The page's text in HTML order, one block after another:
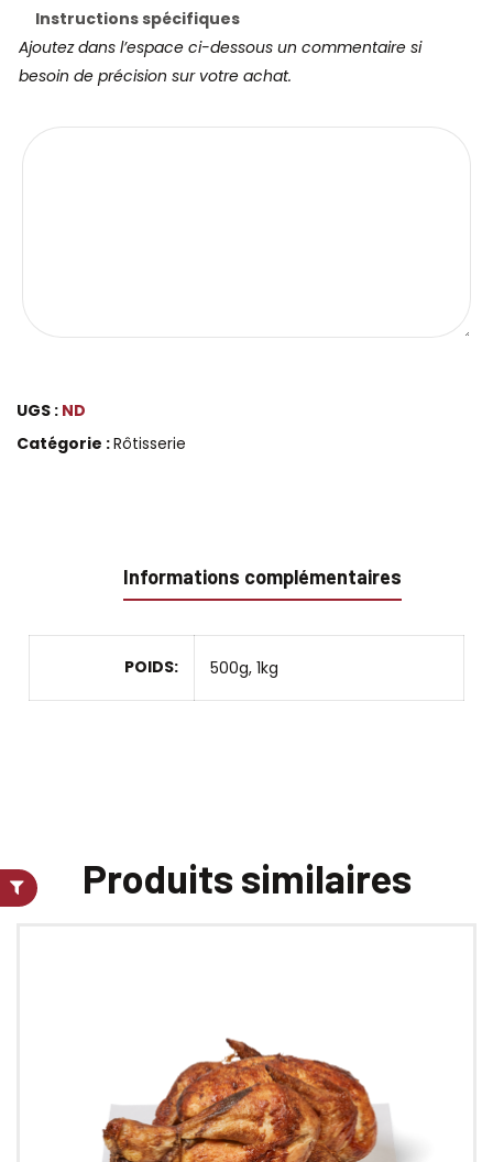
Instructions spécifiques
Ajoutez dans l’espace ci-dessous un commentaire si
besoin de précision sur votre achat.
UGS : ND
Catégorie :Rôtisserie
Informations complémentaires
POIDS 500g, 1kg
Produits similaires